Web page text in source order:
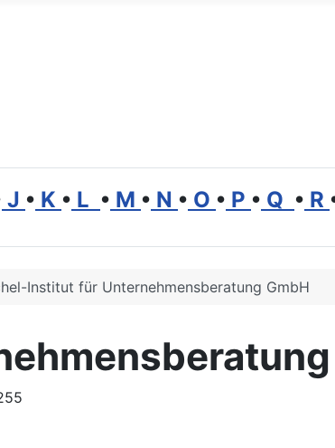
J • K • L • M • N • O • P • Q • R
Institut für Unternehmensberatung GmbH